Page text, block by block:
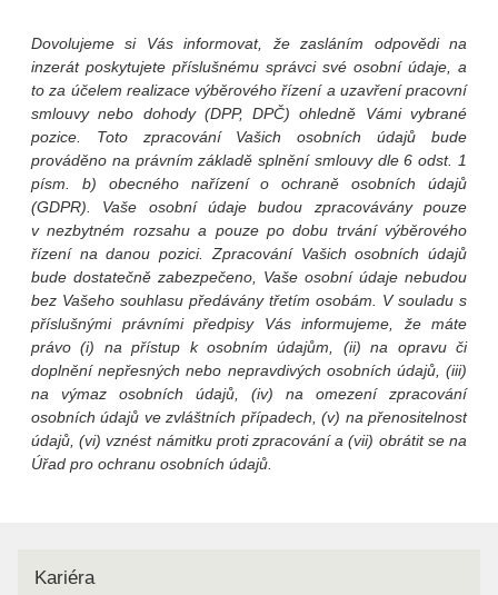
Dovolujeme si Vás informovat, že zasláním odpovědi na
inzerát poskytujete příslušnému správci své osobní údaje, a
to za účelem realizace výběrového řízení a uzavření pracovní
smlouvy nebo dohody (DPP, DPČ) ohledně Vámi vybrané
pozice. Toto zpracování Vašich osobních údajů bude
prováděno na právním základě splnění smlouvy dle 6 odst. 1
písm. b) obecného nařízení o ochraně osobních údajů
(GDPR). Vaše osobní údaje budou zpracovávány pouze
v nezbytném rozsahu a pouze po dobu trvání výběrového
řízení na danou pozici. Zpracování Vašich osobních údajů
bude dostatečně zabezpečeno, Vaše osobní údaje nebudou
bez Vašeho souhlasu předávány třetím osobám. V souladu s
příslušnými právními předpisy Vás informujeme, že máte
právo (i) na přístup k osobním údajům, (ii) na opravu či
doplnění nepřesných nebo nepravdivých osobních údajů, (iii)
na výmaz osobních údajů, (iv) na omezení zpracování
osobních údajů ve zvláštních případech, (v) na přenositelnost
údajů, (vi) vznést námitku proti zpracování a (vii) obrátit se na
Úřad pro ochranu osobních údajů.
Kariéra